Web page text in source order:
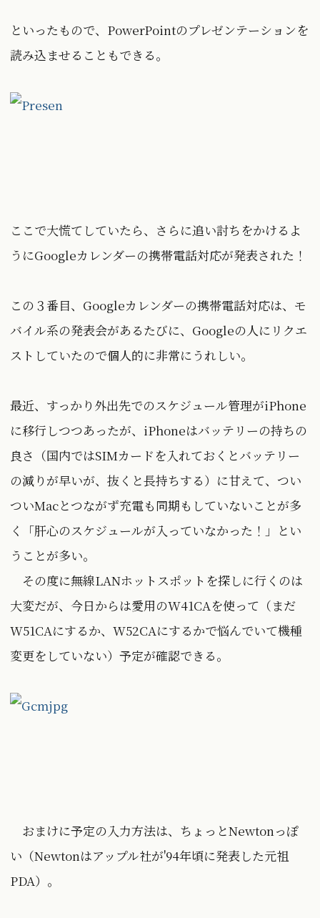
といったもので、PowerPointのプレゼンテーションを
読み込ませることもできる。
ここで大慌てしていたら、さらに追い討ちをかけるよ
うにGoogleカレンダーの携帯電話対応が発表された！
この３番目、Googleカレンダーの携帯電話対応は、モ
バイル系の発表会があるたびに、Googleの人にリクエ
ストしていたので個人的に非常にうれしい。
最近、すっかり外出先でのスケジュール管理がiPhone
に移行しつつあったが、iPhoneはバッテリーの持ちの
良さ（国内ではSIMカードを入れておくとバッテリー
の減りが早いが、抜くと長持ちする）に甘えて、つい
ついMacとつながず充電も同期もしていないことが多
く「肝心のスケジュールが入っていなかった！」とい
うことが多い。
その度に無線LANホットスポットを探しに行くのは
大変だが、今日からは愛用のW41CAを使って（まだ
W51CAにするか、W52CAにするかで悩んでいて機種
変更をしていない）予定が確認できる。
おまけに予定の入力方法は、ちょっとNewtonっぽ
い（Newtonはアップル社が'94年頃に発表した元祖
PDA）。